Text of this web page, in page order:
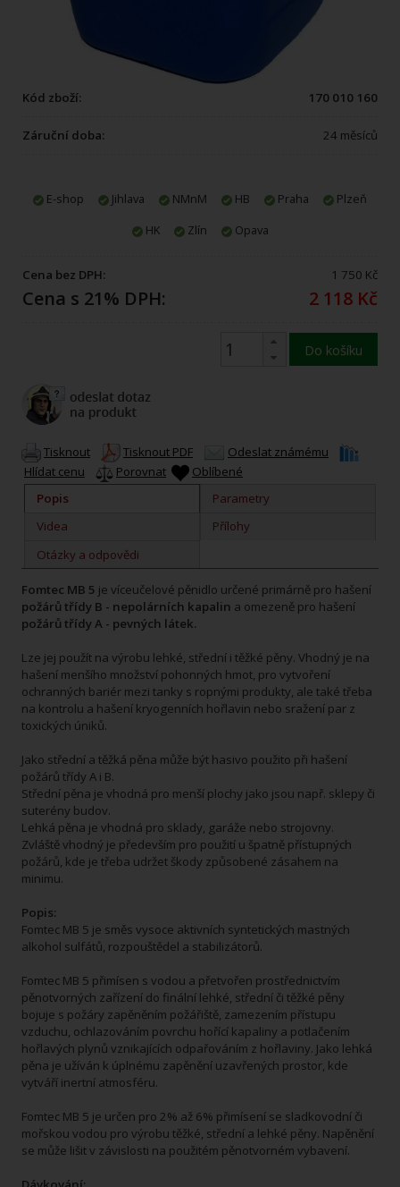
Kód zboží: 170 010 160
Záruční doba: 24 měsíců
E-shop Jihlava NMnM HB Praha
Plzeň
HK
Zlín Opava
Cena bez DPH: 1 750 Kč
Cena s 21% DPH: 2 118 Kč
Do košíku
Tisknout Tisknout PDF
Odeslat známému
Hlídat cenu
Porovnat
Oblíbené
Popis
Parametry
Videa
Přílohy
Otázky a odpovědi
Fomtec MB 5 je víceučelové pěnidlo určené primárně pro hašení
požárů třídy B - nepolárních kapalin a omezeně pro hašení
požárů třídy A - pevných látek.
Lze jej použít na výrobu lehké, střední i těžké pěny. Vhodný je na
hašení menšího množství pohonných hmot, pro vytvoření
ochranných bariér mezi tanky s ropnými produkty, ale také třeba
na kontrolu a hašení kryogenních hořlavin nebo sražení par z
toxických úniků.
Jako střední a těžká pěna může být hasivo použito při hašení
požárů třídy A i B.
Střední pěna je vhodná pro menší plochy jako jsou např. sklepy či
suterény budov.
Lehká pěna je vhodná pro sklady, garáže nebo strojovny.
Zvláště vhodný je především pro použití u špatně přístupných
požárů, kde je třeba udržet škody způsobené zásahem na
minimu.
Popis:
Fomtec MB 5 je směs vysoce aktivních syntetických mastných
alkohol sulfátů, rozpouštědel a stabilizátorů.
Fomtec MB 5 přimísen s vodou a přetvořen prostřednictvím
pěnotvorných zařízení do finální lehké, střední či těžké pěny
bojuje s požáry zapěněním požářiště, zamezením přístupu
vzduchu, ochlazováním povrchu hořící kapaliny a potlačením
hořlavých plynů vznikajících odpařováním z hořlaviny. Jako lehká
pěna je užíván k úplnému zapěnění uzavřených prostor, kde
vytváří inertní atmosféru.
Fomtec MB 5 je určen pro 2% až 6% přimísení se sladkovodní či
mořskou vodou pro výrobu těžké, střední a lehké pěny. Napěnění
se může lišit v závislosti na použitém pěnotvorném vybavení.